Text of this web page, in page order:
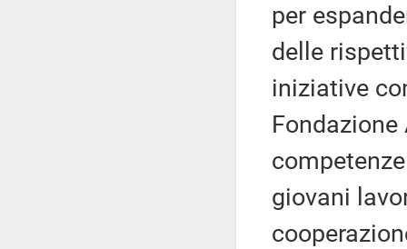
per
delle
iniziative
giovani